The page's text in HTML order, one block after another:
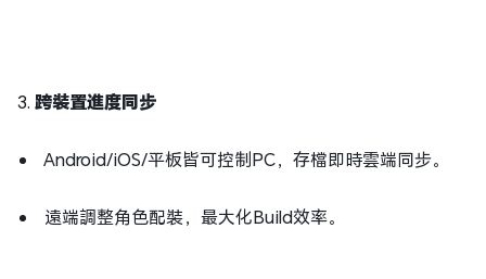
3. 跨裝置進度同步
Android/iOS/平板皆可控制PC，存檔即時雲端同步。
遠端調整角色配裝，最大化Build效率。